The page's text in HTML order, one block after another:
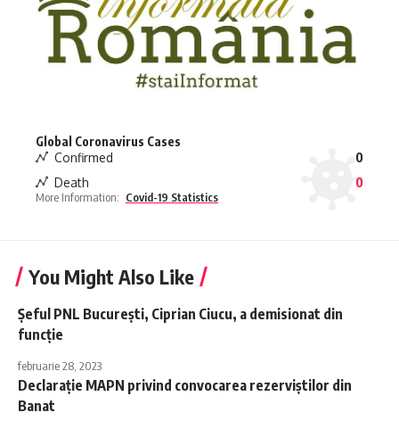
Global Coronavirus Cases
Confirmed
0
Death
0
More Information: Covid-19 Statistics
You Might Also Like
Șeful PNL București, Ciprian Ciucu, a demisionat din
funcție
februarie 28, 2023
Declarație MAPN privind convocarea rezerviștilor din
Banat